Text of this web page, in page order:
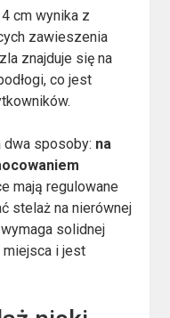
cm wynika z
zawieszenia
znajduje się na
co jest
dwa sposoby: na
mają regulowane
stelaż na nierównej
solidnej
miejsca i jest